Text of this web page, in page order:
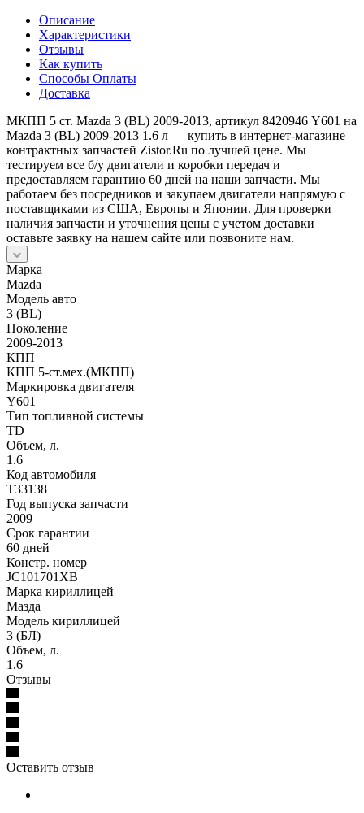
Описание
Характеристики
Отзывы
Как купить
Способы Оплаты
Доставка
МКПП 5 ст. Mazda 3 (BL) 2009-2013, артикул 8420946 Y601 на
Mazda 3 (BL) 2009-2013 1.6 л — купить в интернет-магазине
контрактных запчастей Zistor.Ru по лучшей цене. Мы
тестируем все б/у двигатели и коробки передач и
предоставляем гарантию 60 дней на наши запчасти. Мы
работаем без посредников и закупаем двигатели напрямую с
поставщиками из США, Европы и Японии. Для проверки
наличия запчасти и уточнения цены с учетом доставки
оставьте заявку на нашем сайте или позвоните нам.
Марка
Mazda
Модель авто
3 (BL)
Поколение
2009-2013
КПП
КПП 5-ст.мех.(МКПП)
Маркировка двигателя
Y601
Тип топливной системы
TD
Объем, л.
1.6
Код автомобиля
T33138
Год выпуска запчасти
2009
Срок гарантии
60 дней
Констр. номер
JC101701XB
Марка кириллицей
Мазда
Модель кириллицей
3 (БЛ)
Объем, л.
1.6
Отзывы
Оставить отзыв